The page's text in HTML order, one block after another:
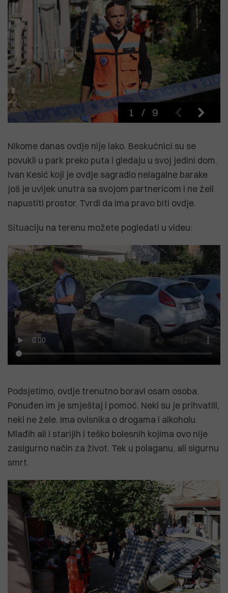
1 / 9
Nikome danas ovdje nije lako. Beskućnici su se
povukli u park preko puta i gledaju u svoj jedini dom.
Ivan Kesić koji je ovdje sagradio nelagalne barake
još je uvijek unutra sa svojom partnericom i ne želi
napustiti prostor. Tvrdi da ima pravo biti ovdje.
Situaciju na terenu možete pogledati u videu:
Podsjetimo, ovdje trenutno boravi osam osoba.
Ponuđen im je smještaj i pomoć. Neki su je prihvatili,
neki ne žele. Ima ovisnika o drogama i alkoholu.
Mlađih ali i starijih i teško bolesnih kojima ovo nije
zasigurno način za život. Tek u polaganu, ali sigurnu
smrt.